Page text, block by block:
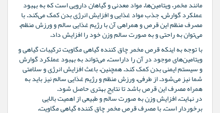
مانند مخمر، ویتامین‌ها، مواد معدنی و گیاهان دارویی است که به بهبود
عملکرد گوارش، جذب مواد غذایی و افزایش انرژی بدن کمک می‌کند. با
مصرف منظم این قرص و همراهی آن با رژیم غذایی سالم و ورزش منظم،
می‌توان به راحتی و به صورت سالم وزن خود را افزایش داد.
با توجه به اینکه قرص مخمر چاق کننده گیاهی مگاویت ترکیبات گیاهی و
ویتامین‌های موجود در آن را داراست، می‌تواند به بهبود عملکرد گوارش
و سیستم ایمنی بدن کمک کند. همچنین، باعث افزایش انرژی و سلامتی
شما نیز می‌شود. از طرفی، ورزش منظم و رژیم غذایی سالم نیز باید به
همراه مصرف این قرص باشد تا نتایج بهتری حاصل شود.
در نهایت، افزایش وزن به صورت سالم و طبیعی از اهمیت بالایی
برخوردار است. با مصرف قرص مخمر چاق کننده گیاهی مگاویت،